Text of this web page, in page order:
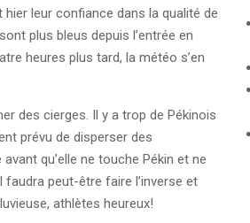
leur confiance dans la qualité de
plus bleus depuis l’entrée en
heures plus tard, la météo s’en
des cierges. Il y a trop de Pékinois
prévu de disperser des
qu’elle ne touche Pékin et ne
faudra peut-être faire l’inverse et
athlètes heureux!